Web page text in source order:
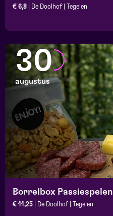
€ 6,8 | De Doolhof | Tegelen
30
augustus
Borrelbox Passiespelen
€ 11,25 | De Doolhof | Tegelen